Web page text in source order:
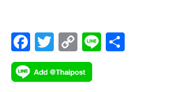
F
ac
e
T
wi
tt
C
o
p
Li